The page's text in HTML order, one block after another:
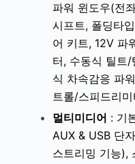
파워 윈도우(전
시프트, 폴딩타
어 키트, 12V 파
터, 수동식 틸트
식 차속감응 파
트롤/스피드리미
멀티미디어 : 기
AUX & USB 단
스트리밍 기능),